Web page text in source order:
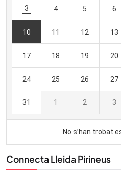
Connecta Lleida Pirineus